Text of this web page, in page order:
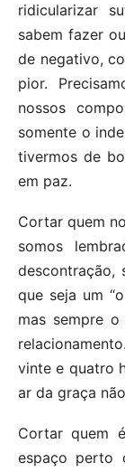
ridicularizar
sabem fazer
de negativo,
pior.
nossos
somente o
tivermos de
em paz.
Cortar quem
somos
descontração,
que seja um
mas sempre
vinte e quatro
ar da graça
Cortar quem
espaço perto